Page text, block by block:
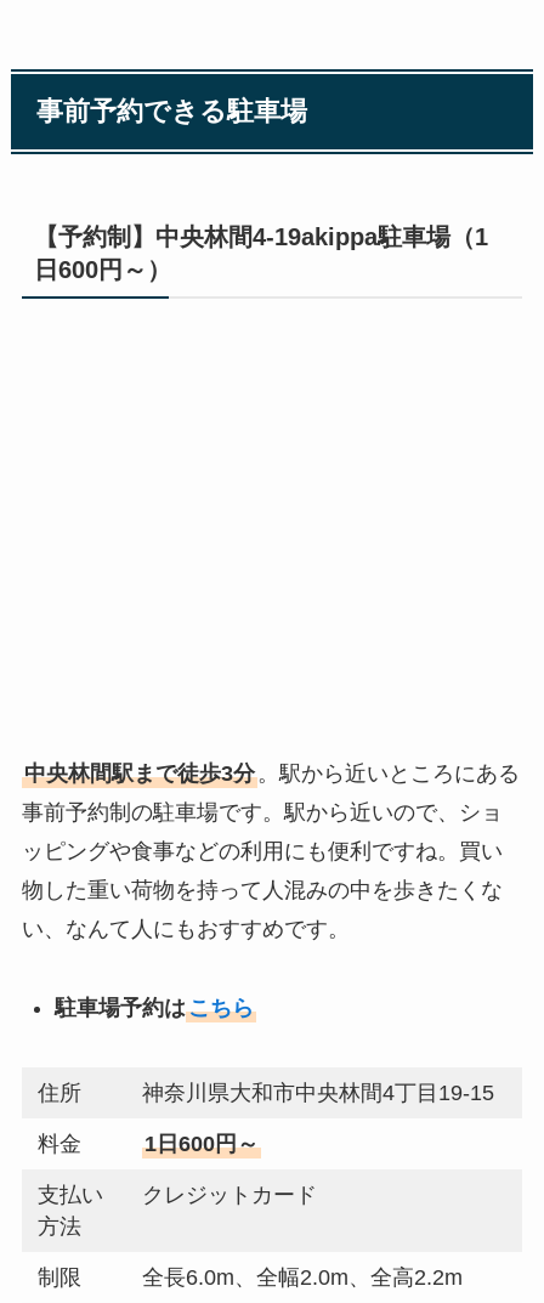
事前予約できる駐車場
【予約制】中央林間4-19akippa駐車場（1
日600円～）
中央林間駅まで徒歩3分。駅から近いところにある
事前予約制の駐車場です。駅から近いので、ショ
ッピングや食事などの利用にも便利ですね。買い
物した重い荷物を持って人混みの中を歩きたくな
い、なんて人にもおすすめです。
駐車場予約はこちら
住所 神奈川県大和市中央林間4丁目19-15
料金 1日600円～
支払い
方法
クレジットカード
制限 全長6.0m、全幅2.0m、全高2.2m